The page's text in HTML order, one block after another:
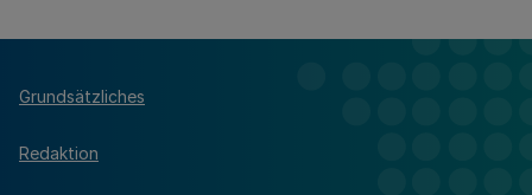
Grundsätzliches
Redaktion